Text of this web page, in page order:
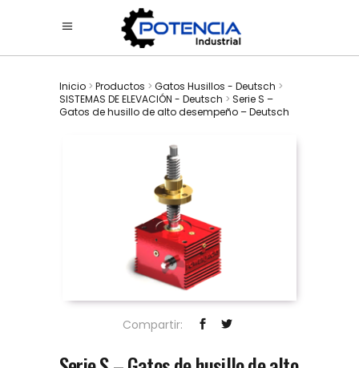
Inicio > Productos > Gatos Husillos - Deutsch >
SISTEMAS DE ELEVACIÓN - Deutsch > Serie S –
Gatos de husillo de alto desempeño – Deutsch
Compartir: